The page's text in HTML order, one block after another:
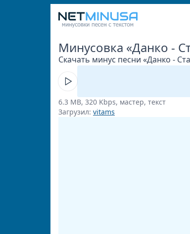
Минусовка «Данко -
Скачать минус песни «Данко -
6.3 MB, 320 Kbps, мастер, текст
Загрузил: vitams